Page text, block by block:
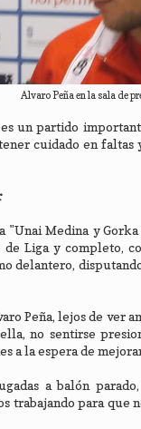
Alvaro Peña en la sala de
un partido
cuidado en faltas
Medina y
Liga y completo,
delantero,
Peña, lejos de ver
no sentirse
a la espera de
a balón
trabajando para que